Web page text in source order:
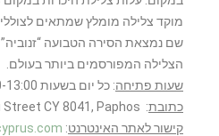
מוקד צלילה מומלץ שמתאים
שם נמצאת הסירה הטבועה
הצלילה המפורסמים ביותר בעולם.
שעות פתיחה: כל יום בשעות 9:00-13:00. יום ראשון סגור.
כתובת: 21Ikarou Street CY 8041, Paphos
קישור לאתר האינטרנט: